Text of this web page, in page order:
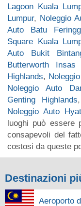
Lagoon Kuala
Lumpur, Noleggio
Auto Batu
Square Kuala
Auto Bukit
Butterworth Insas
Highlands,
Noleggio Auto
Genting Highlands
Noleggio Auto
luoghi può essere
consapevoli del
costosi da queste
Destinazioni
Aeroporto